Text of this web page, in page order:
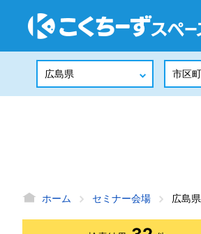
ホーム セミナー会場 広島県